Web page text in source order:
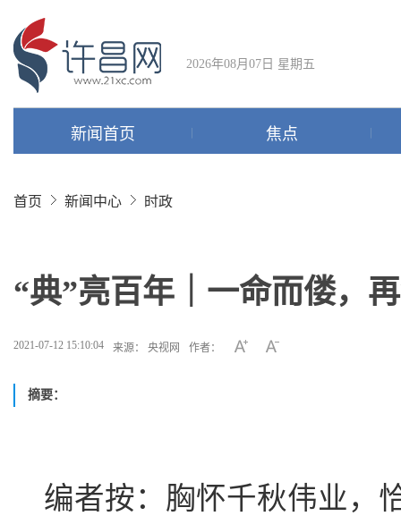
2026年08月07日 星期五
新闻首页 焦点
首页 新闻中心 时政
“典”亮百年｜一命而偻，
2021-07-12 15:10:04 来源： 央视网 作者：
摘要：
编者按：胸怀千秋伟业，